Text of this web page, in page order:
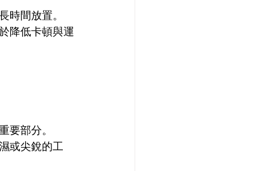
時間放置。
降低卡頓與運
要部分。
或尖銳的工